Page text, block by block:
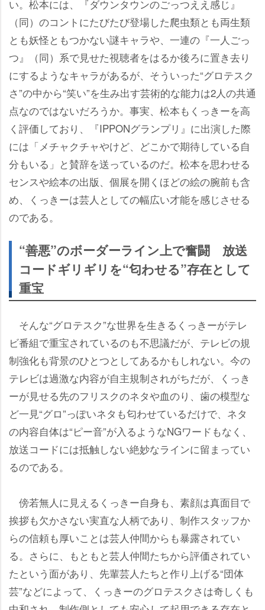
い。松本には、『ダウンタウンのごっつええ感じ』
（同）のコントにたびたび登場した爬虫類とも両生類
とも妖怪ともつかない謎キャラや、一連の『一人ごっ
つ』（同）系で見せた視聴者をはるか後ろに置き去り
にするようなキャラがあるが、そういった“グロテスク
さ”の中から“笑い”を生み出す芸術的な能力は2人の共通
点なのではないだろうか。事実、松本もくっきーを高
く評価しており、『IPPONグランプリ』に出演した際
には「メチャクチャやけど、どこかで期待している自
分もいる」と賛辞を送っているのだ。松本を思わせる
センスや絵本の出版、個展を開くほどの絵の腕前も含
め、くっきーは芸人としての幅広い才能を感じさせる
のである。
“善悪”のボーダーライン上で奮闘 放送
コードギリギリを“匂わせる”存在として
重宝
そんな“グロテスク”な世界を生きるくっきーがテレ
ビ番組で重宝されているのも不思議だが、テレビの規
制強化も背景のひとつとしてあるかもしれない。今の
テレビは過激な内容が自主規制されがちだが、くっき
ーが見せる先のフリスクのネタや血のり、歯の模型な
ど一見“グロ”っぽいネタも匂わせているだけで、ネタ
の内容自体は“ピー音”が入るようなNGワードもなく、
放送コードには抵触しない絶妙なラインに留まってい
るのである。
傍若無人に見えるくっきー自身も、素顔は真面目で
挨拶も欠かさない実直な人柄であり、制作スタッフか
らの信頼も厚いことは芸人仲間からも暴露されてい
る。さらに、もともと芸人仲間たちから評価されてい
たという面があり、先輩芸人たちと作り上げる“団体
芸”などによって、くっきーのグロテスクさは奇しくも